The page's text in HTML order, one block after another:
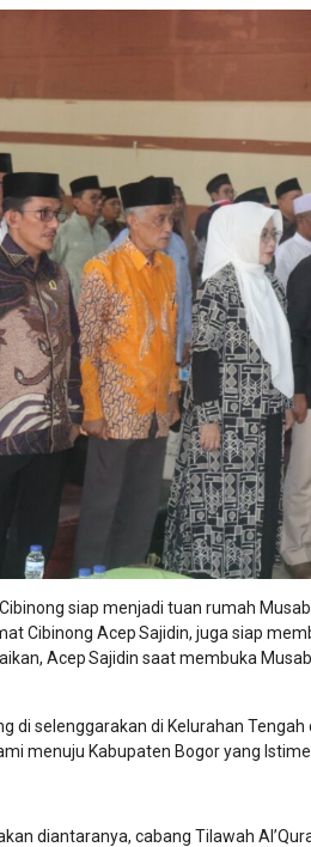
siap menjadi tuan rumah
Cibinong Acep Sajidin, juga siap
Acep Sajidin saat membuka
di selenggarakan di Kelurahan
menuju Kabupaten Bogor yang
diantaranya, cabang Tilawah